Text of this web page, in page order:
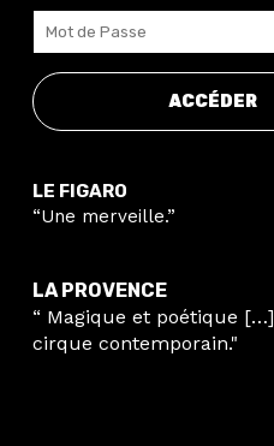
ACCÉDER
LE FIGARO
“Une merveille.”
LA PROVENCE
“ Magique et poétique
cirque contemporain."